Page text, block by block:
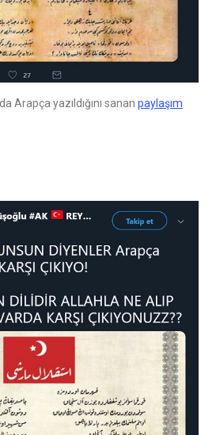
Arapça yazıldığını sanan paylaşım